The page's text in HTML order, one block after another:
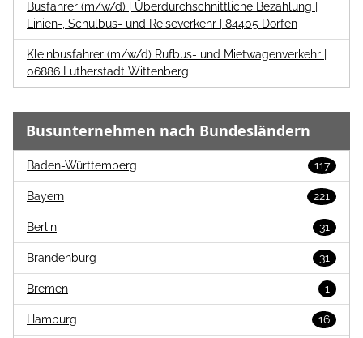
Busfahrer (m/w/d) | Überdurchschnittliche Bezahlung |
Linien-, Schulbus- und Reiseverkehr | 84405 Dorfen
Kleinbusfahrer (m/w/d) Rufbus- und Mietwagenverkehr |
06886 Lutherstadt Wittenberg
Busunternehmen nach Bundesländern
Baden-Württemberg 117
Bayern 221
Berlin 31
Brandenburg 31
Bremen 1
Hamburg 16